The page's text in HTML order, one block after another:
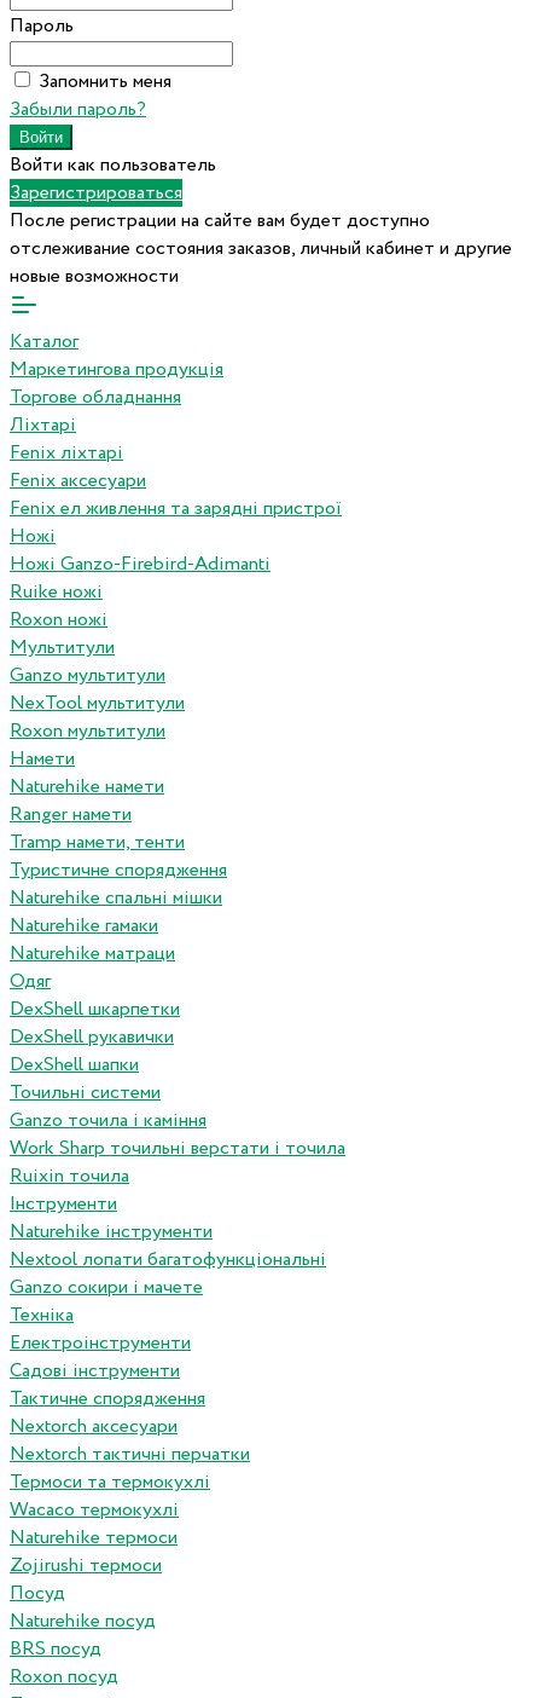
Пароль
Запомнить меня
Забыли пароль?
Войти как пользователь
Зарегистрироваться
После регистрации на сайте вам будет доступно
отслеживание состояния заказов, личный кабинет и другие
новые возможности
Каталог
Маркетингова продукція
Торгове обладнання
Ліхтарі
Fenix ліхтарі
Fenix аксесуари
Fenix ел живлення та зарядні пристрої
Ножі
Ножі Ganzo-Firebird-Adimanti
Ruike ножі
Roxon ножi
Мультитули
Ganzo мультитули
NexTool мультитули
Roxon мультитули
Намети
Naturehike намети
Ranger намети
Tramp намети, тенти
Туристичне спорядження
Naturehike спальні мішки
Naturehike гамаки
Naturehike матраци
Одяг
DexShell шкарпетки
DexShell рукавички
DexShell шапки
Точильні системи
Ganzo точила і каміння
Work Sharp точильні верстати і точила
Ruixin точила
Інструменти
Naturehike інструменти
Nextool лопати багатофункціональні
Ganzo сокири і мачете
Техніка
Електроінструменти
Садові інструменти
Тактичне спорядження
Nextorch аксесуари
Nextorch тактичні перчатки
Термоси та термокухлі
Wacaco термокухлі
Naturehike термоси
Zojirushi термоси
Посуд
Naturehike посуд
BRS посуд
Roxon посуд